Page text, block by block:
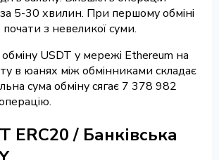
5-30 хвилин. При першому обміні
з невеликої суми.
обміну USDT у мережі Ethereum на
в юанях між обмінниками складає
сума обміну сягає 7 378 982
ERC20 / Банківська